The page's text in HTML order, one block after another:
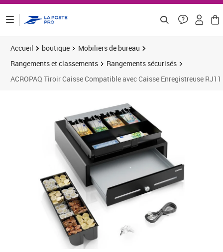
Accueil boutique
Mobiliers de bureau
Rangements et classements
Rangements sécurisés
ACROPAQ Tiroir Caisse Compatible avec Caisse Enregistreuse